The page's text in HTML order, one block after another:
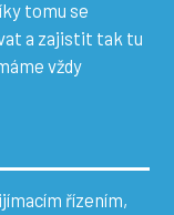
tomu se
a zajistit tak tu
vždy
řízením,